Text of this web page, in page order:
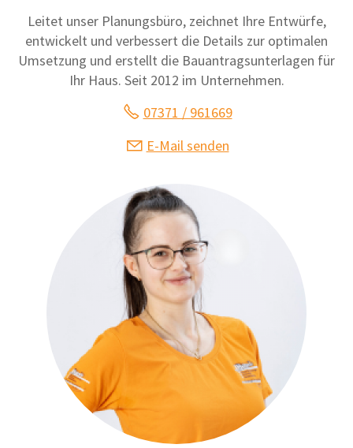
Leitet unser Planungsbüro, zeichnet Ihre Entwürfe,
entwickelt und verbessert die Details zur optimalen
Umsetzung und erstellt die Bauantragsunterlagen für
Ihr Haus. Seit 2012 im Unternehmen.
07371 / 961669
E-Mail senden